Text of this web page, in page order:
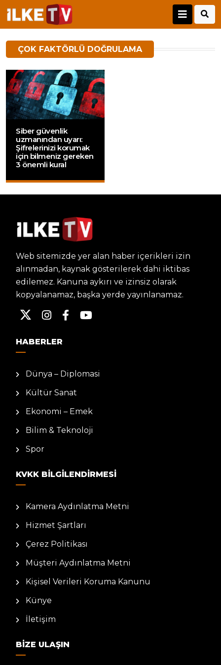
ÇOK FAKTÖRLÜ DOĞRULAMA
Siber güvenlik
uzmanından uyarı:
Şifrelerinizi korumak
için bilmeniz gereken
3 önemli kural
Web sitemizde yer alan haber içerikleri izin
alınmadan, kaynak gösterilerek dahi iktibas
edilemez. Kanuna aykırı ve izinsiz olarak
kopyalanamaz, başka yerde yayınlanamaz.
HABERLER
Dünya – Diplomasi
Kültür Sanat
Ekonomi – Emek
Bilim & Teknoloji
Spor
KVKK BILGILENDIRMESI
Kamera Aydınlatma Metni
Hizmet Şartları
Çerez Politikası
Müşteri Aydınlatma Metni
Kişisel Verileri Koruma Kanunu
Künye
İletişim
BIZE ULAŞIN